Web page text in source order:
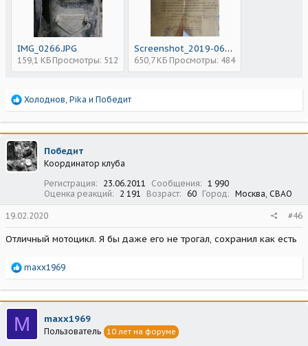
IMG_0266.JPG
159,1 КБ Просмотры: 512
Screenshot_2019-06-05 j1KTYUQh-Y4 jpg (Изображение JPEG, 1216 × 2160 пикселов) - Масштабирован...png
650,7 КБ Просмотры: 484
Р
а
к
ц
и
и
Холоднов, Pika и Победит
Победит
Координатор клуба
Регистрация
23.06.2011 Сообщения
1 990
Оценка реакций
2 191 Возраст 60 Город Москва, СВАО
19.02.2020 #46
Отличный мотоцикл. Я бы даже его не трогал, сохранил как есть
Р
а
к
ц
и
и
maxx1969
M maxx1969
Пользователь 10 лет на форуме